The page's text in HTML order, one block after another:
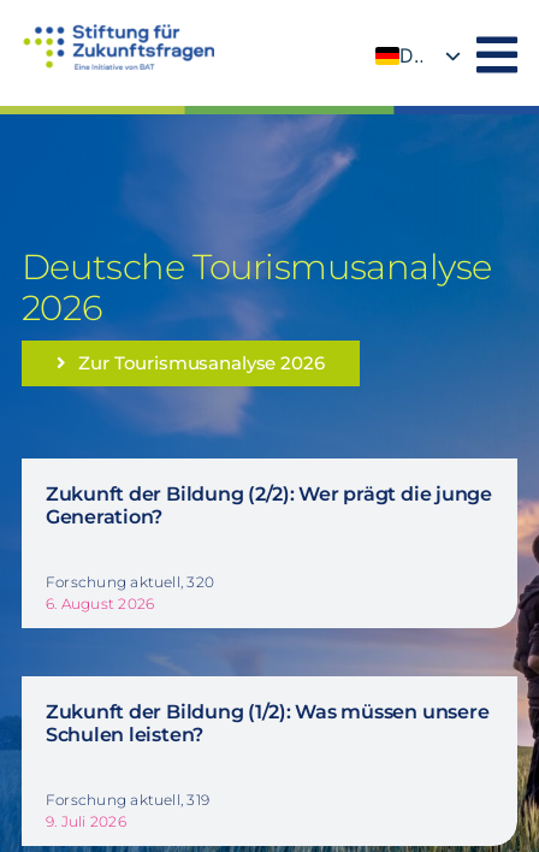
Inhalt
DE
Deutsche Tourismusanalyse
2026
Zur Tourismusanalyse 2026
Zukunft der Bildung (2/2): Wer prägt die junge
Generation?
Forschung aktuell, 320
6. August 2026
Zukunft der Bildung (1/2): Was müssen unsere
Schulen leisten?
Forschung aktuell, 319
9. Juli 2026